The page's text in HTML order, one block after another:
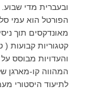
ובעברית מדי
הפורטל הוא עמי
מאונדקסים תוך
קטגוריות קבועות (
והעדויות מבוסס
המהווה קו-מארגן
לתיעוד היסטורי